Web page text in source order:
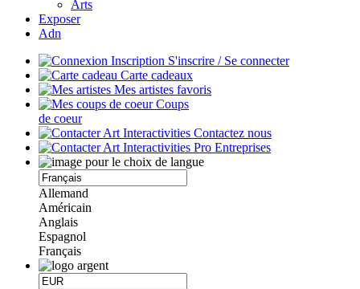
Arts
Exposer
Adn
S'inscrire / Se connecter
Carte cadeaux
Mes artistes favoris
Coups
de coeur
Contactez nous
Entreprises
Allemand
Américain
Anglais
Espagnol
Français